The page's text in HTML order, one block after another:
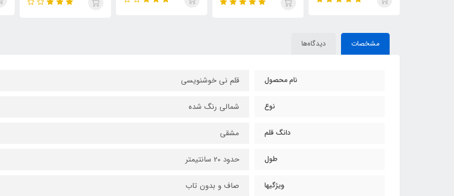
مشخصات دیدگاه‌ها
نام محصول قلم نی خوشنویسی
نوع شمالی رنگ شده
دانگ قلم مشقی
طول حدود 20 سانتیمتر
ویژگیها صاف و بدون تاب